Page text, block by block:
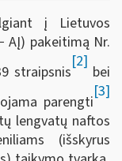
į Lietuvos
AĮ) pakeitimą Nr.
straipsnis
[2]
bei
parengti
[3]
lengvatų naftos
(išskyrus